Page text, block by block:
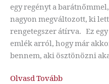
egy regényt a
nagyon megváltozott, ki
rengetegszer átírva. Ez
emlék arról, hogy már
bennem, aki ösztönözni
Hurrikán
Olvasd Tovább